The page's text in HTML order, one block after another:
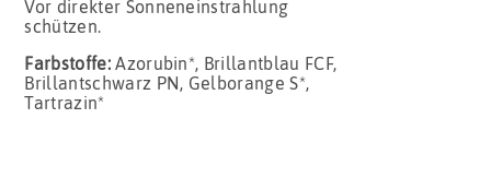
Vor direkter Sonneneinstrahlung
schützen.
Farbstoffe:Azorubin*, Brillantblau FCF,
Brillantschwarz PN, Gelborange S*,
Tartrazin*